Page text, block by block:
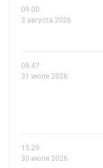
09.00
3 августа 2026
09.47
31 июля 2026
15.29
30 июля 2026